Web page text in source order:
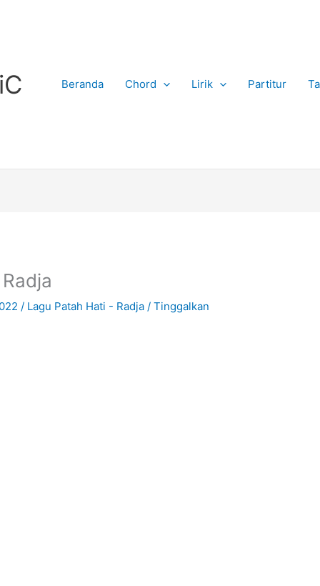
Beranda Chord Lirik Partitur
/ Lagu Patah Hati - Radja /Tinggalkan